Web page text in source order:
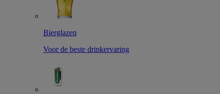
Bierglazen
Voor de beste drinkervaring